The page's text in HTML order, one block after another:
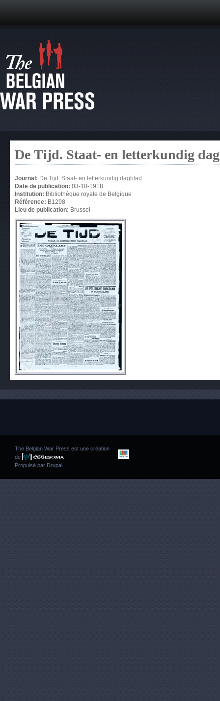
De Tijd. Staat- en letterkundig
Journal: De Tijd. Staat- en letterkundig dagblad
Date de publication: 03-10-1918
Institution: Bibliothèque royale de Belgique
Référence: B1298
Lieu de publication: Brussel
The Belgian War Press est une création
de
Propulsé par Drupal